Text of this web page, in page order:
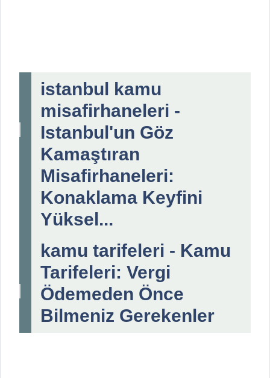
istanbul kamu
misafirhaneleri -
Istanbul'un Göz
Kamaştıran
Misafirhaneleri:
Konaklama Keyfini
Yüksel...
kamu tarifeleri - Kamu
Tarifeleri: Vergi
Ödemeden Önce
Bilmeniz Gerekenler